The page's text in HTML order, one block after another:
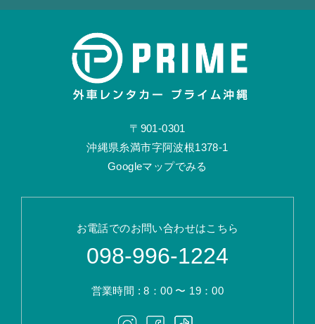
〒901-0301
沖縄県糸満市字阿波根1378-1
Googleマップでみる
お電話でのお問い合わせはこちら
098-996-1224
営業時間 : 8：00 〜 19：00